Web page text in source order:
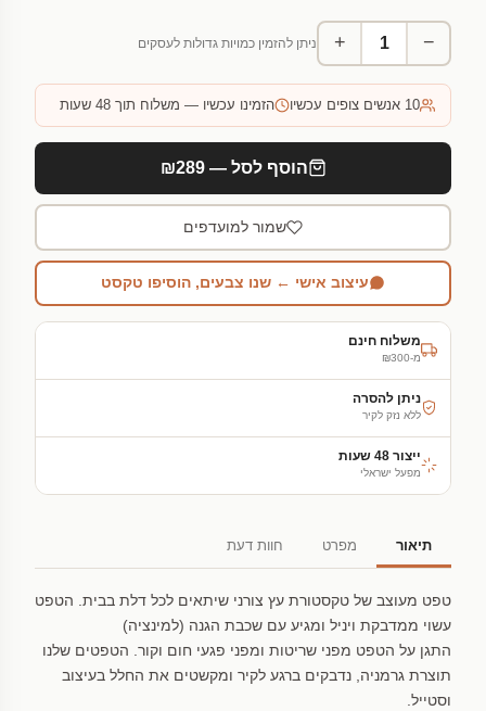
−
+ ניתן להזמין כמויות גדולות לעסקים
10 אנשים צופים עכשיו הזמינו עכשיו — משלוח תוך 48 שעות
הוסף לסל — ₪289
שמור למועדפים
עיצוב אישי ← שנו צבעים, הוסיפו טקסט
משלוח חינם
מ-₪300
ניתן להסרה
ללא נזק לקיר
ייצור 48 שעות
מפעל ישראלי
תיאור מפרט חוות דעת
טפט מעוצב של טקסטורת עץ צורני שיתאים לכל דלת בבית. הטפט
עשוי ממדבקת ויניל ומגיע עם שכבת הגנה (למינציה)
התגן על הטפט מפני שריטות ומפני פגעי חום וקור. הטפטים שלנו
תוצרת גרמניה, נדבקים ברגע לקיר ומקשטים את החלל בעיצוב
וסטייל.